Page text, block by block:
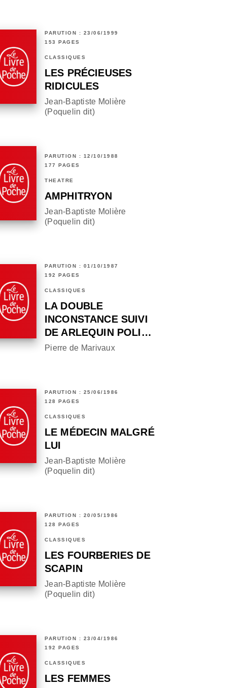
PARUTION : 23/06/1999
153 PAGES
CLASSIQUES
LES PRÉCIEUSES
RIDICULES
Jean-Baptiste Molière
(Poquelin dit)
PARUTION : 12/10/1988
177 PAGES
THÉÂTRE
AMPHITRYON
Jean-Baptiste Molière
(Poquelin dit)
PARUTION : 01/10/1987
192 PAGES
CLASSIQUES
LA DOUBLE
INCONSTANCE SUIVI
DE ARLEQUIN POLI…
Pierre de Marivaux
PARUTION : 25/06/1986
128 PAGES
CLASSIQUES
LE MÉDECIN MALGRÉ
LUI
Jean-Baptiste Molière
(Poquelin dit)
PARUTION : 20/05/1986
128 PAGES
CLASSIQUES
LES FOURBERIES DE
SCAPIN
Jean-Baptiste Molière
(Poquelin dit)
PARUTION : 23/04/1986
192 PAGES
CLASSIQUES
LES FEMMES